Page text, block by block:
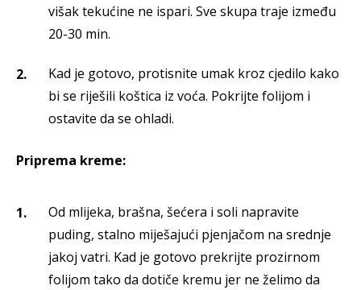
višak tekućine ne ispari. Sve skupa traje između
20-30 min.
Kad je gotovo, protisnite umak kroz cjedilo kako
bi se riješili koštica iz voća. Pokrijte folijom i
ostavite da se ohladi.
Priprema kreme:
Od mlijeka, brašna, šećera i soli napravite
puding, stalno miješajući pjenjačom na srednje
jakoj vatri. Kad je gotovo prekrijte prozirnom
folijom tako da dotiče kremu jer ne želimo da